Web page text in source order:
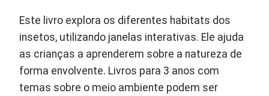
Este livro explora os diferentes habitats dos
insetos, utilizando janelas interativas. Ele ajuda
as crianças a aprenderem sobre a natureza de
forma envolvente. Livros para 3 anos com
temas sobre o meio ambiente podem ser